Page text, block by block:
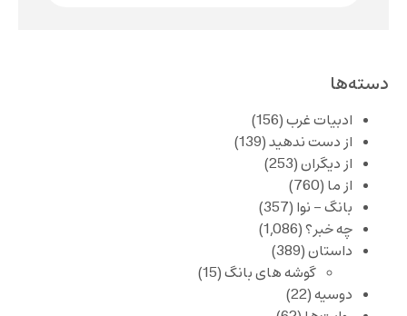
دسته‌ها
ادبیات غرب(156)
از دست ندهید(139)
از دیگران(253)
از ما (760)
بانگ – نوا (357)
چه خبر؟(1,086)
داستان(389)
گوشه های بانگ(15)
دوسیه(22)